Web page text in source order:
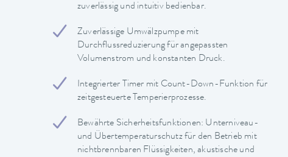
zuverlässig und intuitiv bedienbar.
Zuverlässige Umwälzpumpe mit
Durchflussreduzierung für angepassten
Volumenstrom und konstanten Druck.
Integrierter Timer mit Count-Down-Funktion für
zeitgesteuerte Temperierprozesse.
Bewährte Sicherheitsfunktionen: Unterniveau-
und Übertemperaturschutz für den Betrieb mit
nichtbrennbaren Flüssigkeiten, akustische und